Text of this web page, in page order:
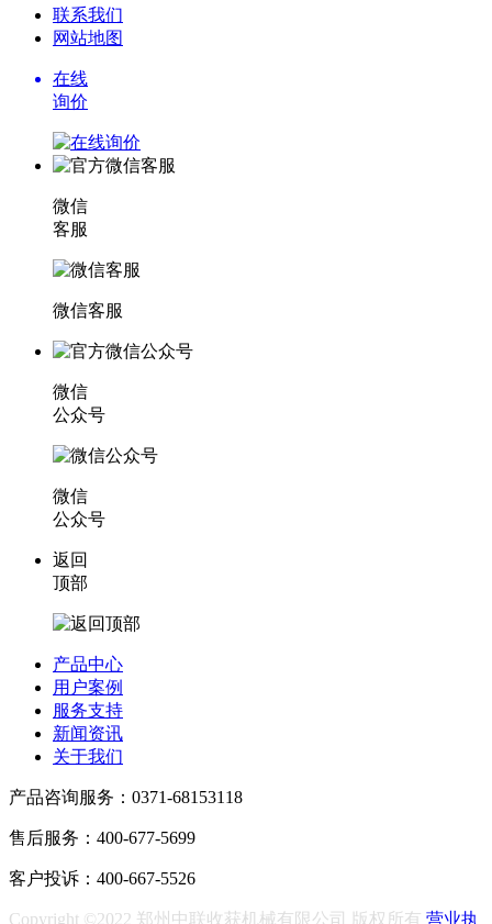
联系我们
网站地图
在线
询价
微信
客服
微信客服
微信
公众号
微信
公众号
返回
顶部
产品中心
用户案例
服务支持
新闻资讯
关于我们
产品咨询服务：0371-68153118
售后服务：400-677-5699
客户投诉：400-667-5526
Copyright ©2022 郑州中联收获机械有限公司 版权所有 营业执